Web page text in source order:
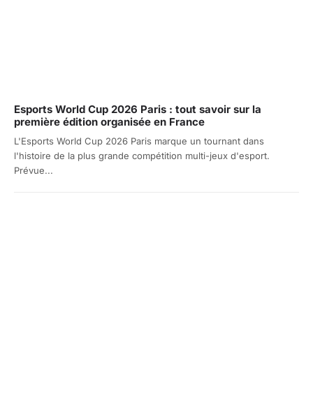
Esports World Cup 2026 Paris : tout savoir sur la
première édition organisée en France
L'Esports World Cup 2026 Paris marque un tournant dans
l'histoire de la plus grande compétition multi-jeux d'esport.
Prévue...